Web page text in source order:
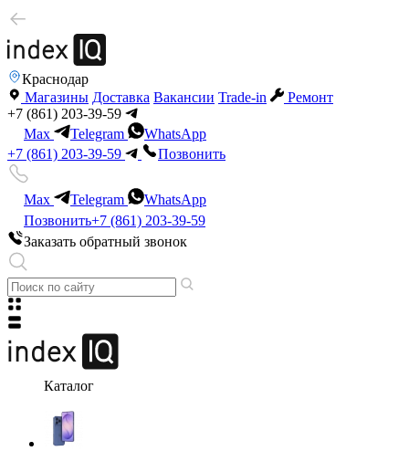
Краснодар
Магазины Доставка Вакансии Trade-in
Ремонт
+7 (861) 203-39-59
Max
Telegram
WhatsApp
+7 (861) 203-39-59
Позвонить
Max Telegram
WhatsApp
Позвонить+7 (861) 203-39-59
Заказать обратный звонок
Каталог